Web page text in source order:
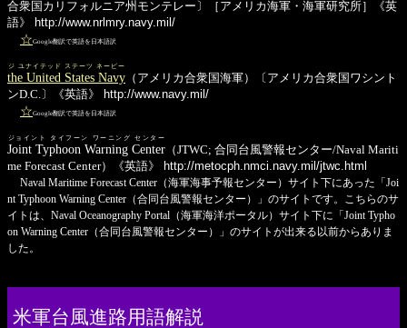
合衆国カリフォルニア州モンテレー〕［アメリカ海軍・海軍研究所］《英
語》
http://www.nrlmry.navy.mil/
☆Google翻訳で英語を日本語訳
the United States Navy
ジ ユナイテッド ステーツ ネービー
（アメリカ合衆国海軍）〔アメリカ合衆国ワシント
ンD.C.〕《英語》
http://www.navy.mil/
☆Google翻訳で英語を日本語訳
Joint Typhoon Warning Center
ジョイント タイフーン ワーニング センター
（JTWC; 合同台風警報センター/Naval Mariti
me Forecast Center）《英語》
http://metocph.nmci.navy.mil/jtwc.html
Naval Maritime Forecast Center（海軍海事予報センター）サイト下にあった「Joi
nt Typhoon Warning Center（合同台風警報センター）」のサイトです。こちらのサ
イトは、Naval Oceanography Portal（海軍海洋ポータル）サイト下に「Joint Typho
on Warning Center（合同台風警報センター）」のサイトが出来る以前からありま
した。
米軍台風進路用語解説